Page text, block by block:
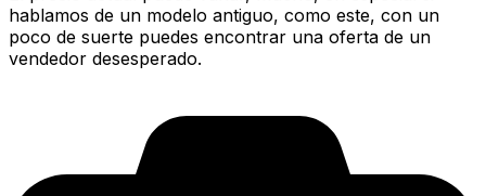
hablamos de un modelo antiguo, como este, con un
poco de suerte puedes encontrar una oferta de un
vendedor desesperado.